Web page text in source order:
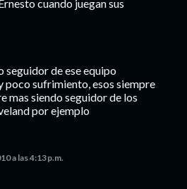
cuando juegan sus
seguidor de ese equipo
poco sufrimiento, esos siempre
mas siendo seguidor de los
por ejemplo
a las 4:13 p.m.